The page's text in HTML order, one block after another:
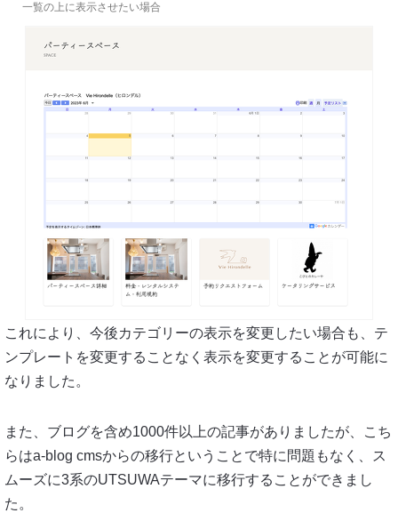
一覧の上に表示させたい場合
これにより、今後カテゴリーの表示を変更したい場合も、テ
ンプレートを変更することなく表示を変更することが可能に
なりました。
また、ブログを含め1000件以上の記事がありましたが、こち
らはa-blog cmsからの移行ということで特に問題もなく、ス
ムーズに3系のUTSUWAテーマに移行することができまし
た。